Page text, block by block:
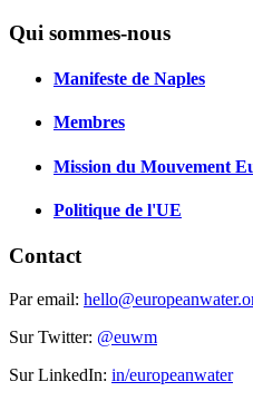
Qui sommes-nous
Manifeste de Naples
Membres
Mission du Mouvement
Politique de l'UE
Contact
Par email:
Sur Twitter: @euwm
Sur LinkedIn: in/europeanwater